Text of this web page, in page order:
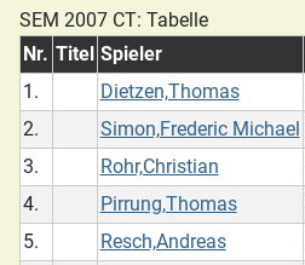
SEM 2007 CT: Tabelle
Nr. Titel Spieler
1.
Dietzen,Thomas
2.
Simon,Frederic Michael
3.
Rohr,Christian
4.
Pirrung,Thomas
5.
Resch,Andreas